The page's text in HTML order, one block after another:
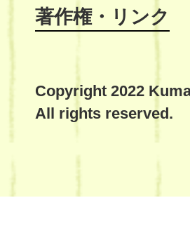
著作権・リンク
Copyright 2022
All rights reserved.